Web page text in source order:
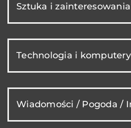
Sztuka i zainteresowania
Technologia i komputery
Wiadomości / Pogoda /